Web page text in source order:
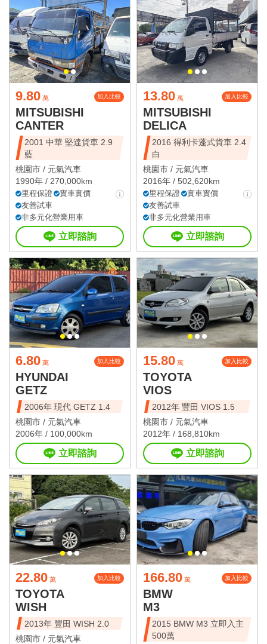
9.80 萬 加入比較
MITSUBISHI
CANTER
2001 中華 堅達貨車 2.9
藍
桃園市 / 元氣汽車
1990年 / 270,000km
里程保證
實車實價
友善試車
非多元化營業用車
立即諮詢
13.80 萬 加入比較
MITSUBISHI
DELICA
2016 得利卡蓬式貨車 2.4
白
桃園市 / 元氣汽車
2016年 / 502,620km
里程保證
實車實價
友善試車
非多元化營業用車
立即諮詢
6.80 萬 加入比較
HYUNDAI
GETZ
2006年 現代 GETZ 1.4
桃園市 / 元氣汽車
2006年 / 100,000km
立即諮詢
15.80 萬 加入比較
TOYOTA
VIOS
2012年 豐田 VIOS 1.5
桃園市 / 元氣汽車
2012年 / 168,810km
立即諮詢
22.80 萬 加入比較
TOYOTA
WISH
2013年 豐田 WISH 2.0
桃園市 / 元氣汽車
166.80 萬 加入比較
BMW
M3
2015 BMW M3 立即入主
500萬